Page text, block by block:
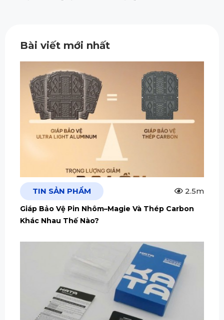
Bài viết mới nhất
TIN SẢN PHẨM 2.5m
Giáp Bảo Vệ Pin Nhôm–Magie Và Thép Carbon
Khác Nhau Thế Nào?